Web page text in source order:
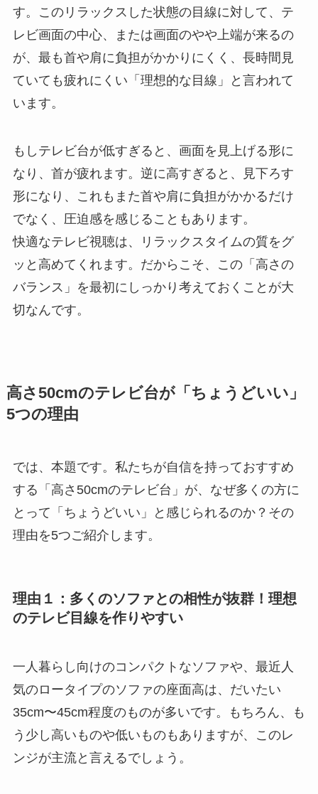
す。このリラックスした状態の目線に対して、テ
レビ画面の中心、または画面のやや上端が来るの
が、最も首や肩に負担がかかりにくく、長時間見
ていても疲れにくい「理想的な目線」と言われて
います。
もしテレビ台が低すぎると、画面を見上げる形に
なり、首が疲れます。逆に高すぎると、見下ろす
形になり、これもまた首や肩に負担がかかるだけ
でなく、圧迫感を感じることもあります。
快適なテレビ視聴は、リラックスタイムの質をグ
ッと高めてくれます。だからこそ、この「高さの
バランス」を最初にしっかり考えておくことが大
切なんです。
高さ50cmのテレビ台が「ちょうどいい」
5つの理由
では、本題です。私たちが自信を持っておすすめ
する「高さ50cmのテレビ台」が、なぜ多くの方に
とって「ちょうどいい」と感じられるのか？その
理由を5つご紹介します。
理由１：多くのソファとの相性が抜群！理想
のテレビ目線を作りやすい
一人暮らし向けのコンパクトなソファや、最近人
気のロータイプのソファの座面高は、だいたい
35cm〜45cm程度のものが多いです。もちろん、も
う少し高いものや低いものもありますが、このレ
ンジが主流と言えるでしょう。